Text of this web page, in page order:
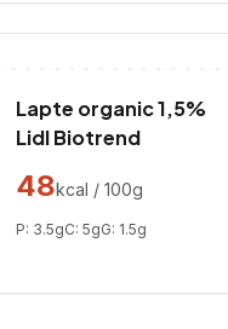
Lapte organic 1,5%
Lidl Biotrend
48kcal / 100g
P: 3.5gC: 5gG: 1.5g